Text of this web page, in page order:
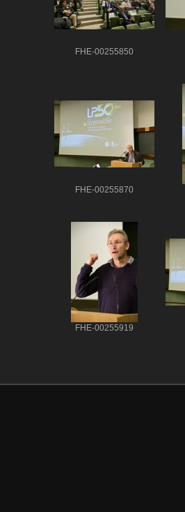
FHE-00255850
FHE-00255870
FHE-00255919